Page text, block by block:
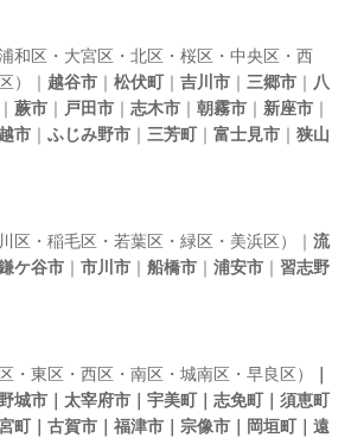
浦和区・大宮区・北区・桜区・中央区・西
）｜ 越谷市 ｜ 松伏町｜ 吉川市 ｜ 三郷市 ｜ 八
｜ 蕨市 ｜ 戸田市 ｜ 志木市 ｜ 朝霧市 ｜ 新座市 ｜
市 ｜ ふじみ野市 ｜ 三芳町｜ 富士見市 ｜ 狭山
区・稲毛区・若葉区・緑区・美浜区）｜ 流
ケ谷市 ｜ 市川市 ｜ 船橋市 ｜ 浦安市 ｜ 習志野
・東区・西区・南区・城南区・早良区）
城市｜太宰府市｜宇美町｜志免町｜須恵町
町｜古賀市｜福津市｜宗像市｜岡垣町｜遠